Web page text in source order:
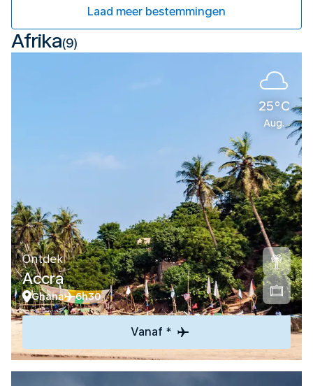
Laad meer bestemmingen
Afrika(9)
25°C
Aug.
Ontdek
Accra
Ghana 6h30
Vanaf *